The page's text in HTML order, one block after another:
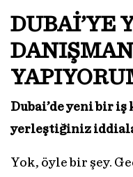
DUBAİ’YE
Dubai’de yeni bir
yerleştiğiniz
Yok, öyle bir şey.